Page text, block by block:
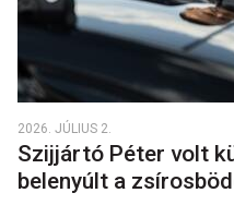
2026. JÚLIUS 2.
Szijjártó Péter volt
belenyúlt a